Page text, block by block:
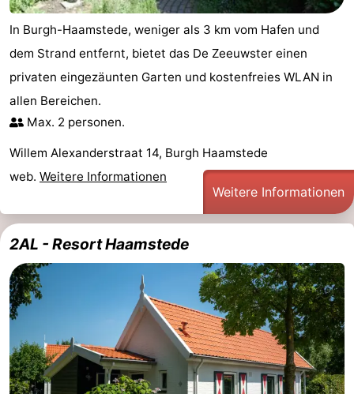
Haamstede
Résidence
't
Hof
van
Haamstede
-
Schouwen
-
Schouwse
Valleien
-
Wijde
Blick
-
Zeeuwse
-
Hof
van
Haamstede
Zimmer
(mit
Frühstück)
Lastminutes
Strand
Sehen
&
-
In Burgh-Haamstede, weniger als 3 km vom Hafen und
dem Strand entfernt, bietet das De Zeeuwster einen
privaten eingezäunten Garten und kostenfreies WLAN in
allen Bereichen.
Max. 2 personen.
Willem Alexanderstraat 14, Burgh Haamstede
web. Weitere Informationen
Weitere Informationen
2AL - Resort Haamstede